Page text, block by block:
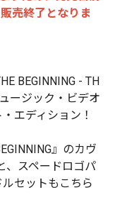
売終了となりま
BEGINNING - TH
ージック・ビデオ
エディション！
』のカヴ
、スペードロゴパ
セットもこちら